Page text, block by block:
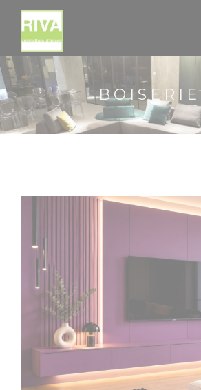
BOISERIE